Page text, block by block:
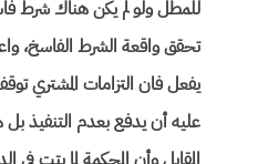
تحقق واقعة الشرط الفاسخ،
عليه أن يدفع بعدم التنفيذ بل